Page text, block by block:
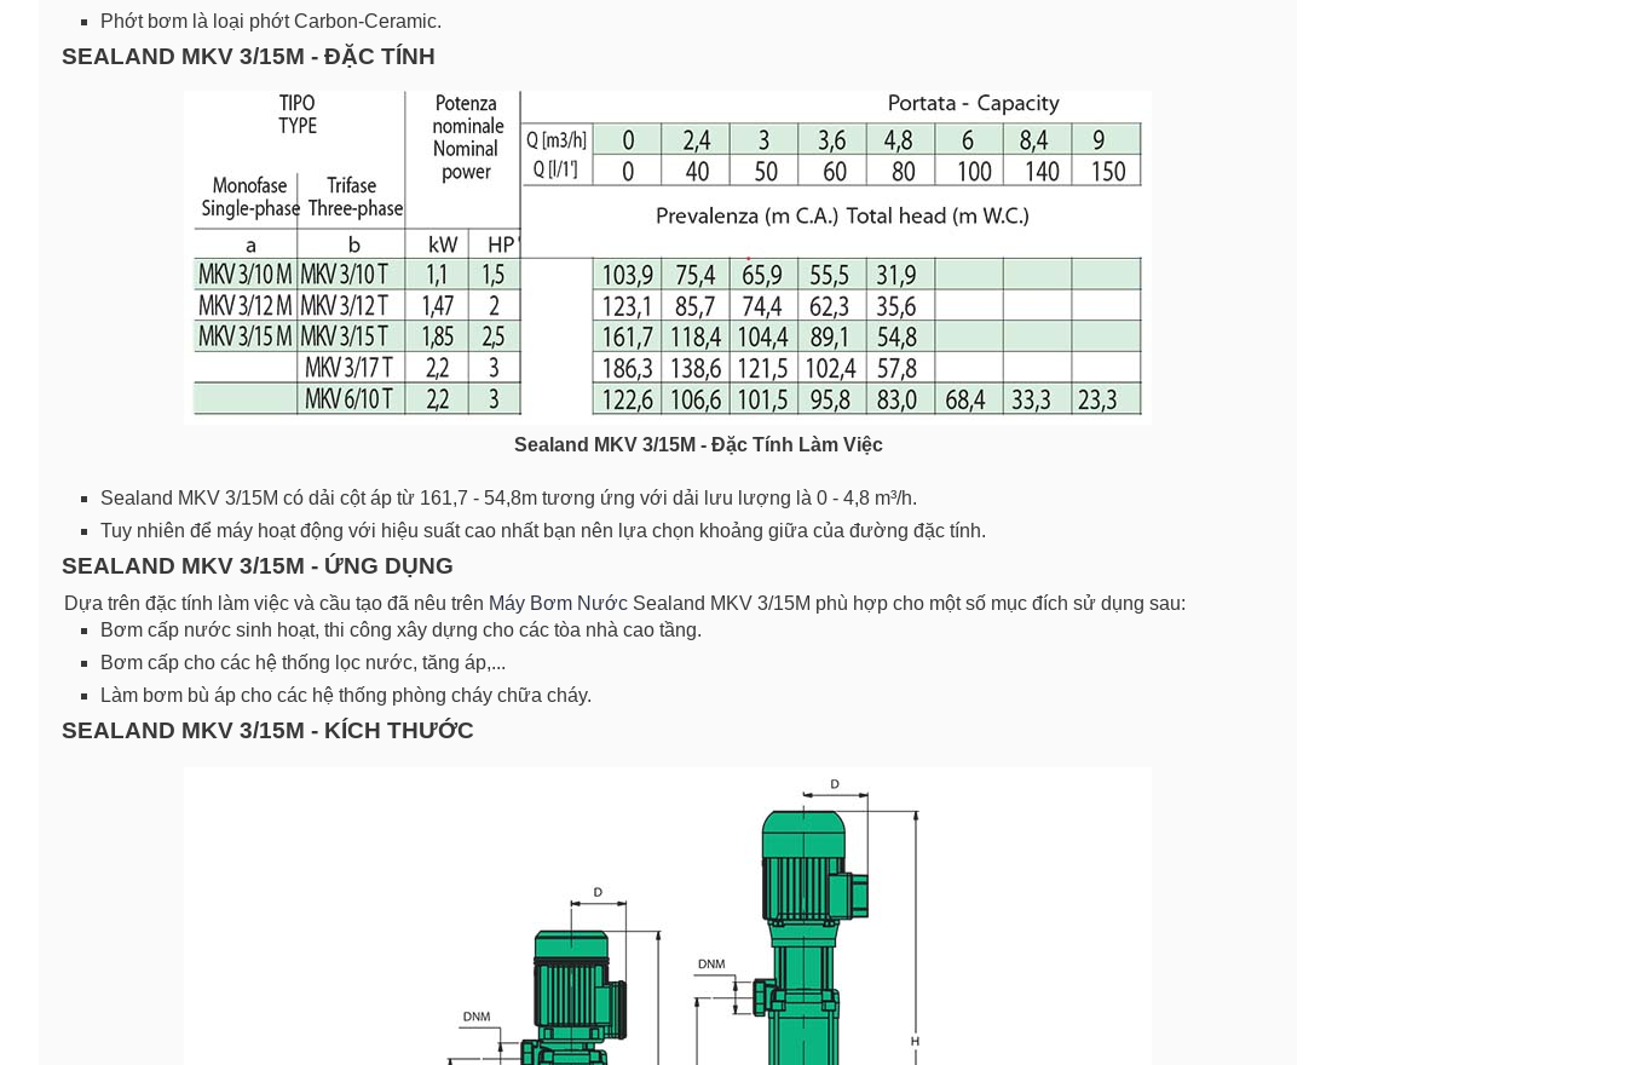
Phớt bơm là loại phớt Carbon-Ceramic.
SEALAND MKV 3/15M - ĐẶC TÍNH
Sealand MKV 3/15M - Đặc Tính Làm Việc
Sealand MKV 3/15M có dải cột áp từ 161,7 - 54,8m tương ứng với dải lưu lượng là 0 - 4,8 m³/h.
Tuy nhiên để máy hoạt động với hiệu suất cao nhất bạn nên lựa chọn khoảng giữa của đường đặc tính.
SEALAND MKV 3/15M - ỨNG DỤNG
Dựa trên đặc tính làm việc và cầu tạo đã nêu trên Máy Bơm Nước Sealand MKV 3/15M phù hợp cho một số mục đích sử dụng sau:
Bơm cấp nước sinh hoạt, thi công xây dựng cho các tòa nhà cao tầng.
Bơm cấp cho các hệ thống lọc nước, tăng áp,...
Làm bơm bù áp cho các hệ thống phòng cháy chữa cháy.
SEALAND MKV 3/15M - KÍCH THƯỚC